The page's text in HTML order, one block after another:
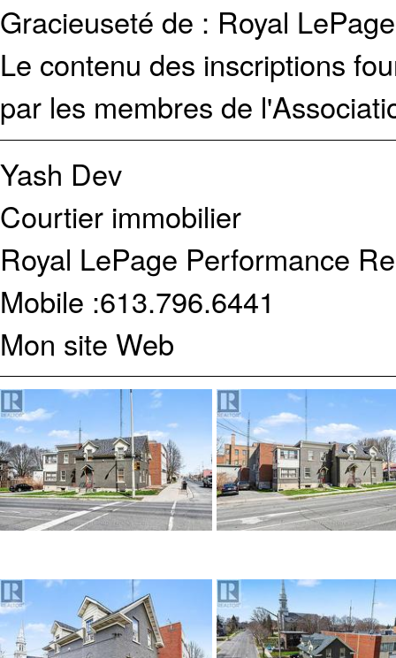
Gracieuseté de : Royal
Le contenu des inscriptions
par les membres de
Yash Dev
Courtier immobilier
Royal LePage Performance
Mobile :613.796.6441
Mon site Web